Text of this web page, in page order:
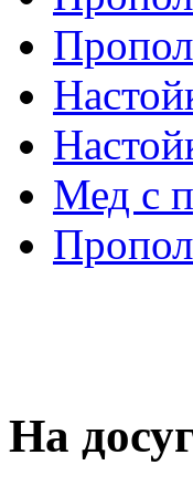
Мед с
На